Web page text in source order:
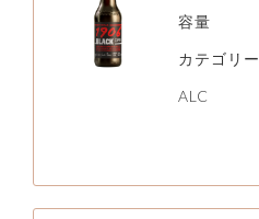
容量
カテゴリー
ALC